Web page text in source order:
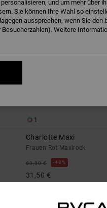
1
Charlotte Maxi
Frauen Rot Maxirock
60,00 € 48%
31,50 €
und um mehr über
Sie können Ihre Wahl so
aussprechen, wenn Sie
Weitere